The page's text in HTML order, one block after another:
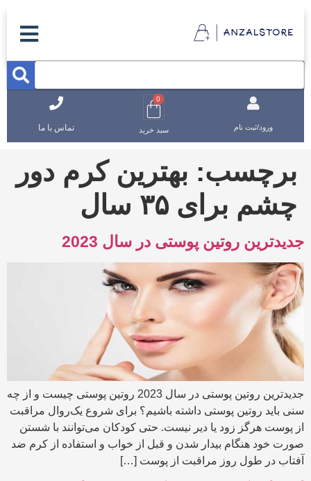
ورود/ثبت نام
0
سبد خرید تماس با ما
برچسب: بهترین کرم دور
چشم برای ۳۵ سال
جدیدترین روتین پوستی در سال 2023
جدیدترین روتین پوستی در سال 2023 روتین پوستی چیست و از چه
سنی باید روتین پوستی داشته باشیم؟ برای شروع یک‌روال مراقبت
از پوست هرگز زود یا دیر نیست. حتی کودکان می‌توانند با شستن
صورت خود هنگام بیدار شدن و قبل از خواب و استفاده از کرم ضد
آفتاب در طول روز مراقبت از پوست […]